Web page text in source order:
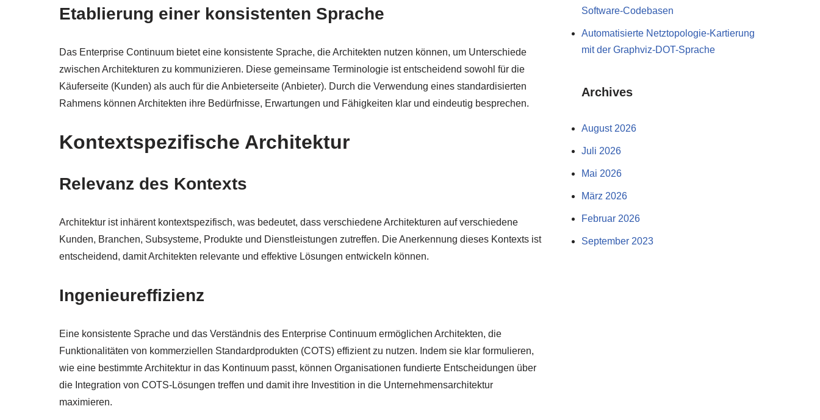
Etablierung einer konsistenten Sprache
Das Enterprise Continuum bietet eine konsistente Sprache, die Architekten nutzen können, um Unterschiede
zwischen Architekturen zu kommunizieren. Diese gemeinsame Terminologie ist entscheidend sowohl für die
Käuferseite (Kunden) als auch für die Anbieterseite (Anbieter). Durch die Verwendung eines standardisierten
Rahmens können Architekten ihre Bedürfnisse, Erwartungen und Fähigkeiten klar und eindeutig besprechen.
Kontextspezifische Architektur
Relevanz des Kontexts
Architektur ist inhärent kontextspezifisch, was bedeutet, dass verschiedene Architekturen auf verschiedene
Kunden, Branchen, Subsysteme, Produkte und Dienstleistungen zutreffen. Die Anerkennung dieses Kontexts ist
entscheidend, damit Architekten relevante und effektive Lösungen entwickeln können.
Ingenieureffizienz
Eine konsistente Sprache und das Verständnis des Enterprise Continuum ermöglichen Architekten, die
Funktionalitäten von kommerziellen Standardprodukten (COTS) effizient zu nutzen. Indem sie klar formulieren,
wie eine bestimmte Architektur in das Kontinuum passt, können Organisationen fundierte Entscheidungen über
die Integration von COTS-Lösungen treffen und damit ihre Investition in die Unternehmensarchitektur
maximieren.
Software-Codebasen
Automatisierte Netztopologie-Kartierung
mit der Graphviz-DOT-Sprache
Archives
August 2026
Juli 2026
Mai 2026
März 2026
Februar 2026
September 2023